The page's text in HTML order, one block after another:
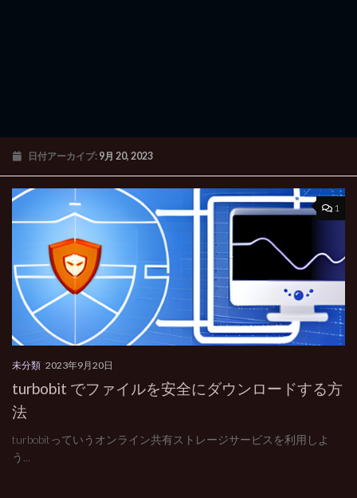
日付アーカイブ: 9月 20, 2023
1
未分類 2023年9月20日
turbobit でファイルを安全にダウンロードする方
法
turbobitっていうオンライン共有ストレージサービスを利用しよ
う...